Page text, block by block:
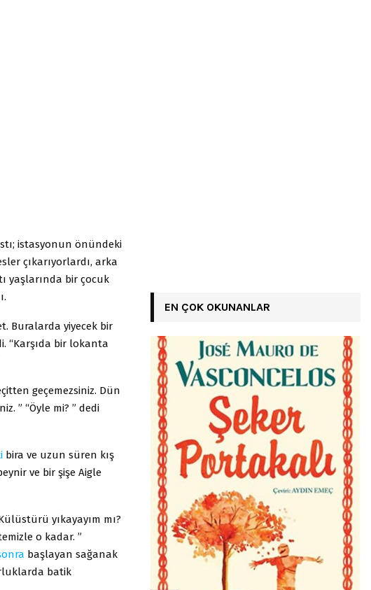
istasyonun önündeki
çıkarıyorlardı, arka
yaşlarında bir çocuk
Buralarda yiyecek bir
“Karşıda bir lokanta
geçemezsiniz. Dün
” “Öyle mi? ” dedi
bira ve uzun süren kış
ve bir şişe Aigle
yıkayayım mı?
o kadar. ”
başlayan sağanak
batik
EN ÇOK OKUNANLAR